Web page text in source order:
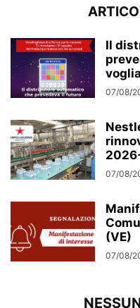
Il
07/08/
07/08/
(VE)
07/08/